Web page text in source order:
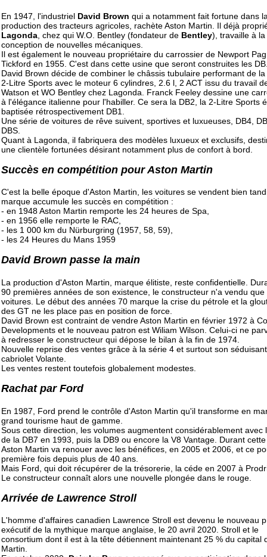
En 1947, l'industriel David Brown qui a notamment fait fortune dans
production des tracteurs agricoles, rachète Aston Martin. Il déjà
Lagonda , chez qui W.O. Bentley (fondateur de Bentley), travaille à la
conception de nouvelles mécaniques.
Il est également le nouveau propriétaire du carrossier de Newport
Tickford en 1955. C'est dans cette usine que seront construites les
David Brown décide de combiner le châssis tubulaire performant de
2-Litre Sports avec le moteur 6 cylindres, 2.6 l, 2 ACT issu du travail
Watson et WO Bentley chez Lagonda. Franck Feeley dessine une
à l'élégance italienne pour l'habiller. Ce sera la DB2, la 2-Litre Sports
baptisée rétrospectivement DB1.
Une série de voitures de rêve suivent, sportives et luxueuses, DB4,
DBS.
Quant à Lagonda, il fabriquera des modèles luxueux et exclusifs,
une clientèle fortunées désirant notamment plus de confort à bord.
Succès en compétition pour Aston Martin
C'est la belle époque d'Aston Martin, les voitures se vendent bien
marque accumule les succès en compétition :
- en 1948 Aston Martin remporte les 24 heures de Spa,
- en 1956 elle remporte le RAC,
- les 1 000 km du Nürburgring (1957, 58, 59),
- les 24 Heures du Mans 1959
David Brown passe la main
La production d'Aston Martin, marque élitiste, reste confidentielle.
90 premières années de son existence, le constructeur n'a vendu que
voitures. Le début des années 70 marque la crise du pétrole et la
des GT ne les place pas en position de force.
David Brown est contraint de vendre Aston Martin en février 1972 à
Developments et le nouveau patron est Wiliam Wilson. Celui-ci ne
à redresser le constructeur qui dépose le bilan à la fin de 1974.
Nouvelle reprise des ventes grâce à la série 4 et surtout son séduisant
cabriolet Volante.
Les ventes restent toutefois globalement modestes.
Rachat par Ford
En 1987, Ford prend le contrôle d'Aston Martin qu'il transforme en
grand tourisme haut de gamme.
Sous cette direction, les volumes augmentent considérablement avec
de la DB7 en 1993, puis la DB9 ou encore la V8 Vantage. Durant
Aston Martin va renouer avec les bénéfices, en 2005 et 2006, et ce
première fois depuis plus de 40 ans.
Mais Ford, qui doit récupérer de la trésorerie, la céde en 2007 à
Le constructeur connaît alors une nouvelle plongée dans le rouge.
Arrivée de Lawrence Stroll
L'homme d'affaires canadien Lawrence Stroll est devenu le nouveau
exécutif de la mythique marque anglaise, le 20 avril 2020. Stroll et le
consortium dont il est à la tête détiennent maintenant 25 % du capital
Martin.